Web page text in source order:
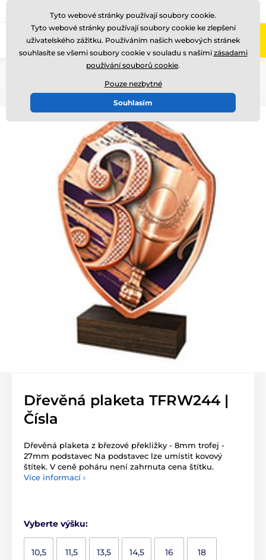
Zavolejte nám (Po-Pá 8-17)
Dřevěná plaketa TFRW244 |
Čísla
Dřevěná plaketa z březové překližky - 8mm trofej -
27mm podstavec Na podstavec lze umístit kovový
štítek. V ceně poháru není zahrnuta cena štítku.
Více informací ›
Vyberte výšku:
10,5 11,5 13,5 14,5 16 18
Tyto webové stránky používají soubory cookie.
Tyto webové stránky používají soubory cookie ke zlepšení
uživatelského zážitku. Používáním našich webových stránek
souhlasíte se všemi soubory cookie v souladu s našimi zásadami
používání souborů cookie.
Pouze nezbytné
Souhlasím